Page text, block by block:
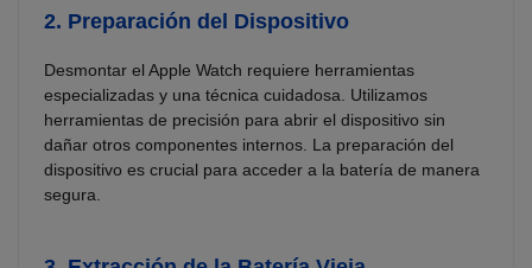
2. Preparación del Dispositivo
Desmontar el Apple Watch requiere herramientas
especializadas y una técnica cuidadosa. Utilizamos
herramientas de precisión para abrir el dispositivo sin
dañar otros componentes internos. La preparación del
dispositivo es crucial para acceder a la batería de manera
segura.